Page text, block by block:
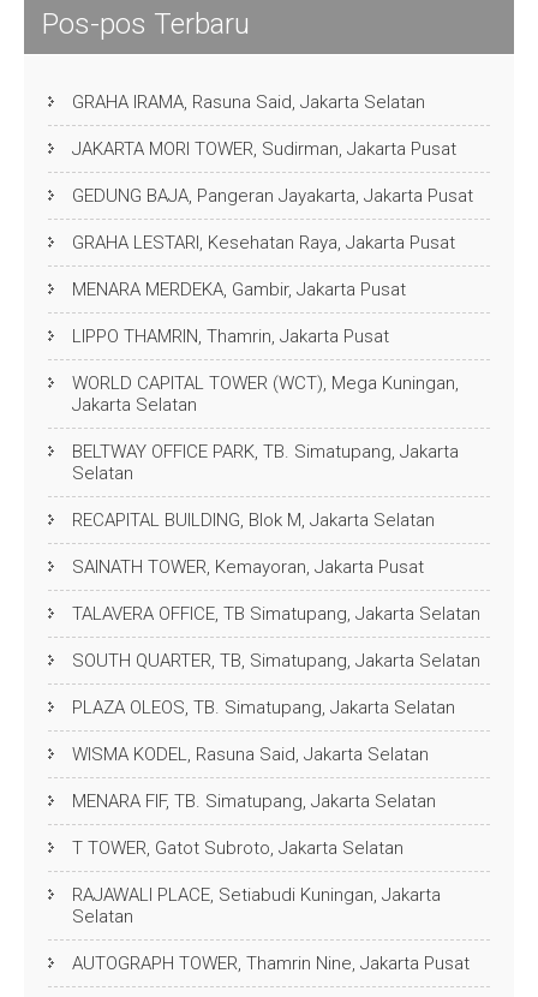
Pos-pos Terbaru
GRAHA IRAMA, Rasuna Said, Jakarta Selatan
JAKARTA MORI TOWER, Sudirman, Jakarta Pusat
GEDUNG BAJA, Pangeran Jayakarta, Jakarta Pusat
GRAHA LESTARI, Kesehatan Raya, Jakarta Pusat
MENARA MERDEKA, Gambir, Jakarta Pusat
LIPPO THAMRIN, Thamrin, Jakarta Pusat
WORLD CAPITAL TOWER (WCT), Mega Kuningan,
Jakarta Selatan
BELTWAY OFFICE PARK, TB. Simatupang, Jakarta
Selatan
RECAPITAL BUILDING, Blok M, Jakarta Selatan
SAINATH TOWER, Kemayoran, Jakarta Pusat
TALAVERA OFFICE, TB Simatupang, Jakarta Selatan
SOUTH QUARTER, TB, Simatupang, Jakarta Selatan
PLAZA OLEOS, TB. Simatupang, Jakarta Selatan
WISMA KODEL, Rasuna Said, Jakarta Selatan
MENARA FIF, TB. Simatupang, Jakarta Selatan
T TOWER, Gatot Subroto, Jakarta Selatan
RAJAWALI PLACE, Setiabudi Kuningan, Jakarta
Selatan
AUTOGRAPH TOWER, Thamrin Nine, Jakarta Pusat